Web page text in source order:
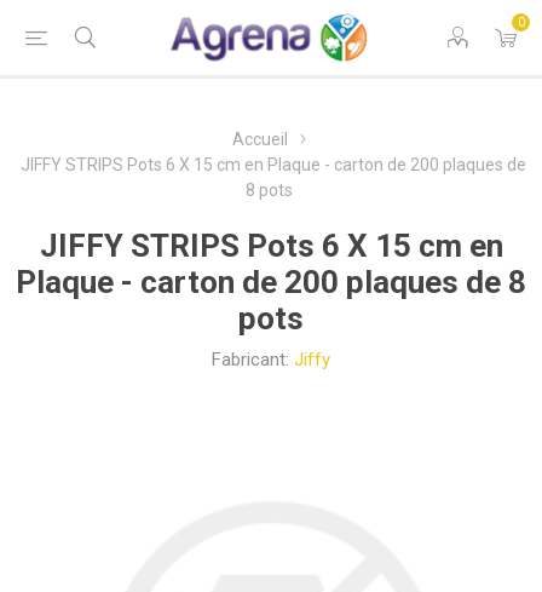
0
Accueil
JIFFY STRIPS Pots 6 X 15 cm en Plaque - carton de 200 plaques de
8 pots
JIFFY STRIPS Pots 6 X 15 cm en
Plaque - carton de 200 plaques de 8
pots
Fabricant: Jiffy